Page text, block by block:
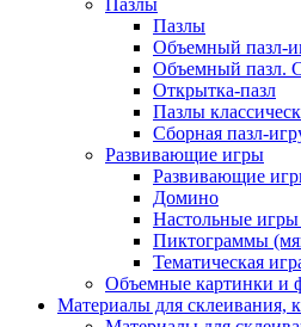
Пазлы
Пазлы
Объемный пазл-
Объемный пазл.
Открытка-пазл
Пазлы
Сборная пазл-
Развивающие игры
Развивающие
Домино
Настольные игры
Пиктограммы
Тематическая
Объемные картинки и
Материалы для склеивания,